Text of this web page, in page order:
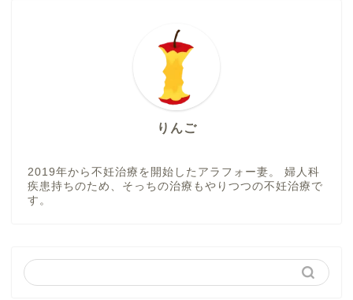
りんご
2019年から不妊治療を開始したアラフォー妻。 婦人科
疾患持ちのため、そっちの治療もやりつつの不妊治療で
す。